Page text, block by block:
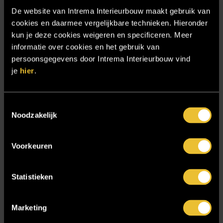
De website van Intrema Interieurbouw maakt gebruik van
cookies en daarmee vergelijkbare technieken. Hieronder
kun je deze cookies weigeren en specificeren. Meer
informatie over cookies en het gebruik van
persoonsgegevens door Intrema Interieurbouw vind
je hier.
Noodzakelijk
Voorkeuren
Statistieken
Marketing
Interieurbouw Hengelo
Interieurbouw Twente
Intratuin Almelo
Nieuwsbrief
Particulier
Particulier project: Luxueus Appartement